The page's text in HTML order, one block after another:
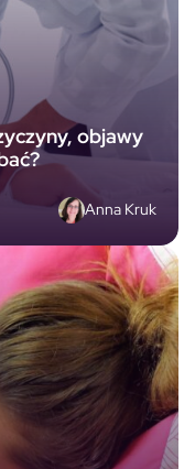
objawy
Anna Kruk